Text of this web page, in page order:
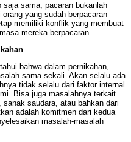
sama, pacaran bukanlah
yang sudah berpacaran
memiliki konflik yang membuat
mereka berpacaran.
bahwa dalam pernikahan,
sama sekali. Akan selalu ada
tidak selalu dari faktor internal
Bisa juga masalahnya terkait
saudara, atau bahkan dari
adalah komitmen dari kedua
masalah-masalah